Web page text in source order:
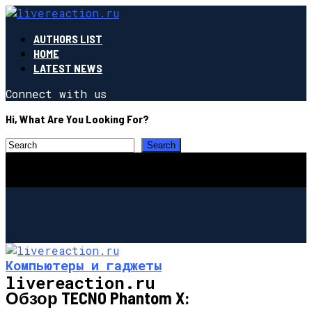
AUTHORS LIST
HOME
LATEST NEWS
Connect with us
Hi, What Are You Looking For?
livereaction.ru
Компьютеры и гаджеты
Обзор TECNO Phantom X: